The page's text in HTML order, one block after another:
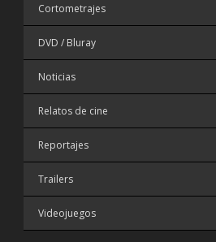
Cortometrajes
DVD / Bluray
Noticias
Relatos de cine
Reportajes
Trailers
Videojuegos